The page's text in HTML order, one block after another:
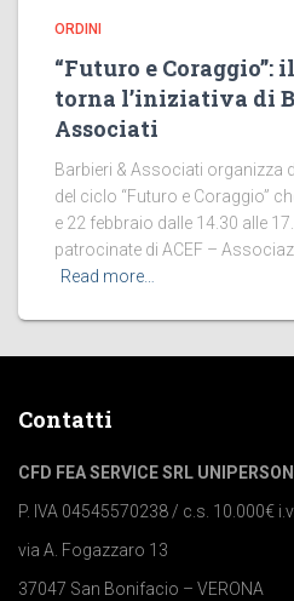
ORDINI
“Futuro e Coraggio”:
torna l’iniziativa di
Associati
Barbieri & Associati organizza
del ciclo “Futuro e Coraggio”
e 22 febbraio dalle 14.30 alle
patrocinate di ACEF –
Read more…
Contatti
CFD FEA SERVICE SRL
P. IVA 04545570238 / c.s. 10.000€ i.v.
via A. Fogazzaro 13
37047 San Bonifacio – VERONA